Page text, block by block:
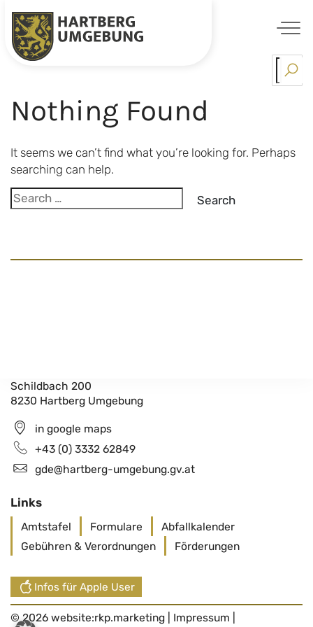
Skip
…Haustechnik.
Nothing Found
It seems we can’t find what you’re looking for. Perhaps
searching can help.
Search
Schildbach 200
8230 Hartberg Umgebung
in google maps
+43 (0) 3332 62849
gde@hartberg-umgebung.gv.at
Links
Amtstafel Formulare
Abfallkalender
Gebühren & Verordnungen
Förderungen
Infos für Apple User
© 2026 website:rkp.marketing Impressum